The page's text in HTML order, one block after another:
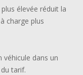
élevée réduit la
charge plus
véhicule dans un
tarif.